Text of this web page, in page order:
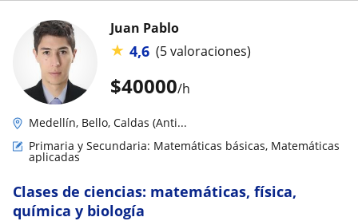
$40000/h
Juan Pablo
★ 4,6 (5 valoraciones)
Medellín, Bello, Caldas (Anti...
Primaria y Secundaria: Matemáticas básicas, Matemáticas
aplicadas
Clases de ciencias: matemáticas, física,
química y biología